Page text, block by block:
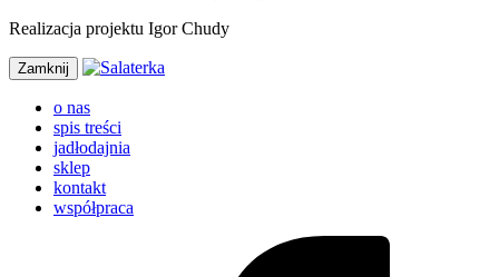
Realizacja projektu Igor Chudy
Zamknij
o nas
spis treści
jadłodajnia
sklep
kontakt
współpraca